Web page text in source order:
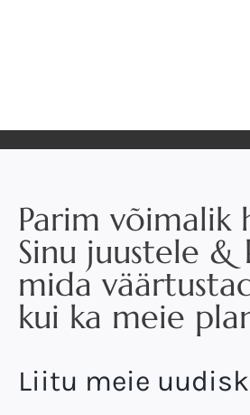
Parim võimalik
Sinu juustele &
mida
kui ka meie
Liitu meie